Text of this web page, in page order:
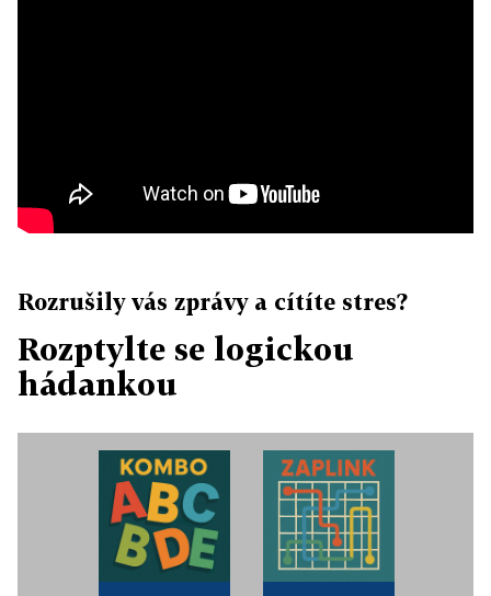
Rozrušily vás zprávy a cítíte stres?
Rozptylte se logickou
hádankou